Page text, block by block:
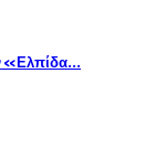
«Ελπίδα…